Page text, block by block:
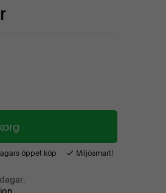
öppet köp Miljösmart!